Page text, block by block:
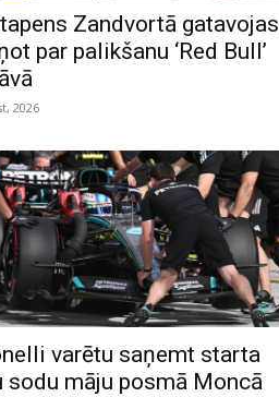
Zandvortā gatavojas
par palikšanu ‘Red Bull’
2026
varētu saņemt starta
sodu māju posmā Moncā